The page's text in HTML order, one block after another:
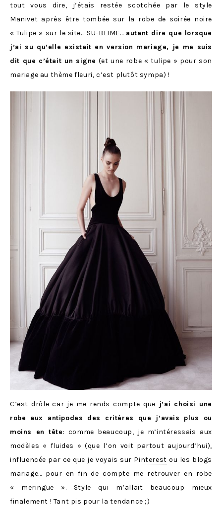
tout vous dire, j’étais restée scotchée par le style
Manivet après être tombée sur la robe de soirée noire
« Tulipe » sur le site… SU-BLIME… autant dire que lorsque
j’ai su qu’elle existait en version mariage, je me suis
dit que c’était un signe (et une robe « tulipe » pour son
mariage au thème fleuri, c’est plutôt sympa) !
C’est drôle car je me rends compte que j’ai choisi une
robe aux antipodes des critères que j’avais plus ou
moins en tête: comme beaucoup, je m’intéressais aux
modèles « fluides » (que l’on voit partout aujourd’hui),
influencée par ce que je voyais sur Pinterest ou les blogs
mariage… pour en fin de compte me retrouver en robe
« meringue ». Style qui m’allait beaucoup mieux
finalement ! Tant pis pour la tendance ;)